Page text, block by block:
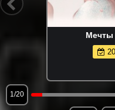
Мечты
1/20